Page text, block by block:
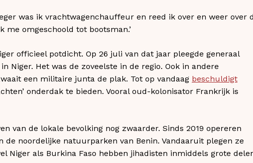
was ik vrachtwagenchauffeur en reed ik over en weer over
me omgeschoold tot bootsman.’
officieel potdicht. Op 26 juli van dat jaar pleegde generaal
Niger. Het was de zoveelste in de regio. Ook in andere
een militaire junta de plak. Tot op vandaag beschuldigt
onderdak te bieden. Vooral oud-kolonisator Frankrijk is
van de lokale bevolking nog zwaarder. Sinds 2019 opereren
de noordelijke natuurparken van Benin. Vandaaruit plegen ze
Niger als Burkina Faso hebben jihadisten inmiddels grote